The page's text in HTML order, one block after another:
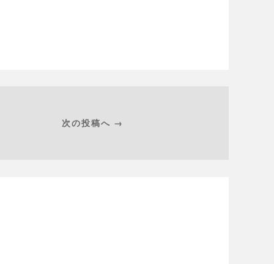
次の投稿へ →